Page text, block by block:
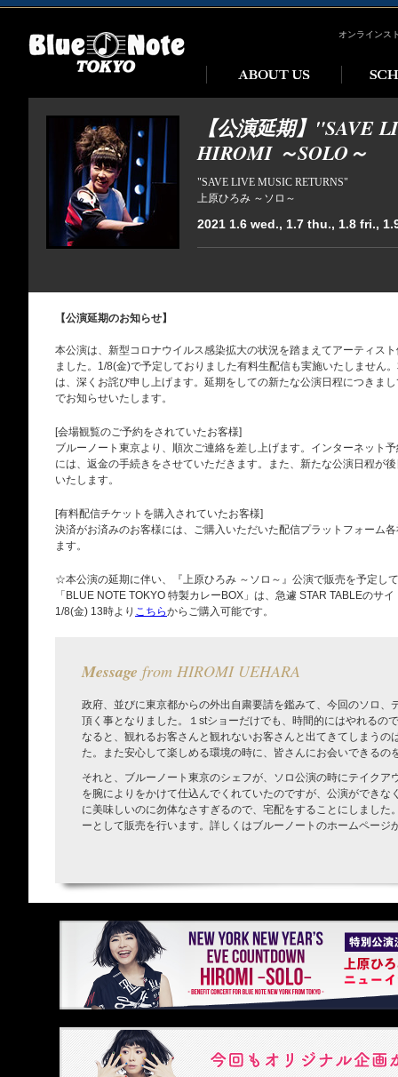
オンラインス
【公演延期】"SAVE
HIROMI ～SOLO～
"SAVE LIVE MUSIC RETURNS"
上原ひろみ ～ソロ～
2021 1.6 wed., 1.7 thu., 1.8 fri.,
【公演延期のお知らせ】
本公演は、新型コロナウイルス感染拡大の状況を踏まえてアーティス
ました。1/8(金)で予定しておりました有料生配信も実施いたしません
は、深くお詫び申し上げます。延期をしての新たな公演日程につきま
でお知らせいたします。
[会場観覧のご予約をされていたお客様]
ブルーノート東京より、順次ご連絡を差し上げます。インターネット
には、返金の手続きをさせていただきます。また、新たな公演日程が
いたします。
[有料配信チケットを購入されていたお客様]
決済がお済みのお客様には、ご購入いただいた配信プラットフォーム
ます。
☆本公演の延期に伴い、『上原ひろみ ～ソロ～』公演で販売を予定し
「BLUE NOTE TOKYO 特製カレーBOX」は、急遽 STAR TABLEのサ
1/8(金) 13時より こちらからご購入可能です。
Message from HIROMI UEHARA
政府、並びに東京都からの外出自粛要請を鑑みて、今回のソロ、
頂く事となりました。１stショーだけでも、時間的にはやれるの
なると、観れるお客さんと観れないお客さんと出てきてしまうの
た。また安心して楽しめる環境の時に、皆さんにお会いできるの
それと、ブルーノート東京のシェフが、ソロ公演の時にテイクア
を腕によりをかけて仕込んでくれていたのですが、公演ができな
に美味しいのに勿体なさすぎるので、宅配をすることにしました
ーとして販売を行います。詳しくはブルーノートのホームページ